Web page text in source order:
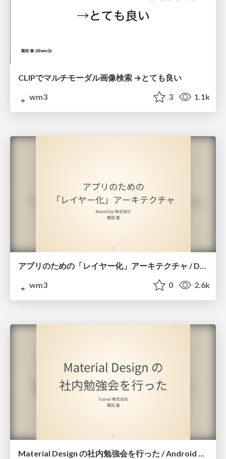
CLIPでマルチモーダル画像検索 →とても良い
wm3
3 1.1k
wm3
0 2.6k
Material Design の社内勉強会を行った / Android Engineer Design 1